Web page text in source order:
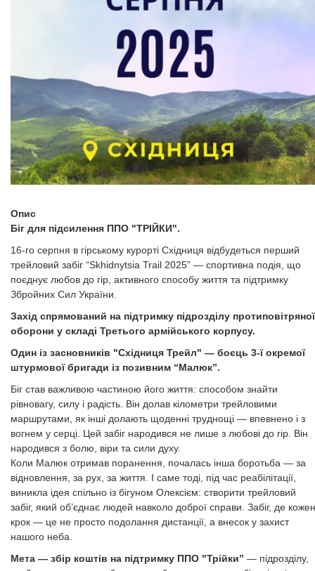
Опис
​​​​​​​Біг для підсилення ППО "ТРІЙКИ".
16-го серпня в гірському курорті Східниця відбудеться перший
трейловий забіг “Skhidnytsia Trail 2025” — спортивна подія, що
поєднує любов до гір, активного способу життя та підтримку
Збройних Сил України.
Захід спрямований на підтримку підрозділу протиповітряної
оборони у складі Третього армійського корпусу.
Один із засновників "Східниця Трейл" — боєць 3-ї окремої
штурмової бригади із позивним “Малюк”.
Біг став важливою частиною його життя: способом знайти
рівновагу, силу і радість. Він долав кілометри трейловими
маршрутами, як інші долають щоденні труднощі — впевнено і з
вогнем у серці. Цей забіг народився не лише з любові до гір. Він
народився з болю, віри та сили духу.
Коли Малюк отримав поранення, почалась інша боротьба — за
відновлення, за рух, за життя. І саме тоді, під час реабілітації,
виникла ідея спільно із бігуном Олексієм: створити трейловий
забіг, який об’єднає людей навколо доброї справи. Забіг, де кожен
крок — це не просто подолання дистанції, а внесок у захист
нашого неба.
Мета — збір коштів на підтримку ППО "Трійки” — підрозділу,